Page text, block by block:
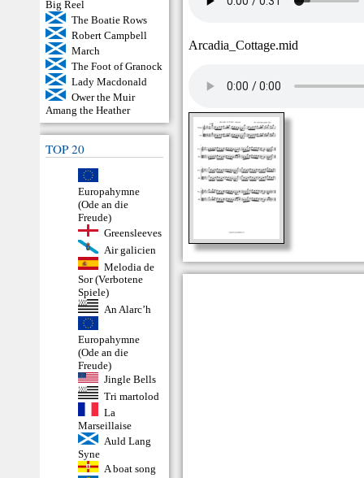
Big Reel
The Boatie Rows
Robert Campbell
March
The Foot of Granock
Lady Macdonald
Ower the Muir
Amang the Heather
TOP 20
Europahymne
(Ode an die
Freude)
Greensleeves
Air galicien
Melodia de
Sor (Verbotene
Spiele)
An Alarc’h
Europahymne
(Ode an die
Freude)
Jingle Bells
Tri martolod
La
Marseillaise
Auld Lang
Syne
A boat song
Arcadia_Cottage.mid